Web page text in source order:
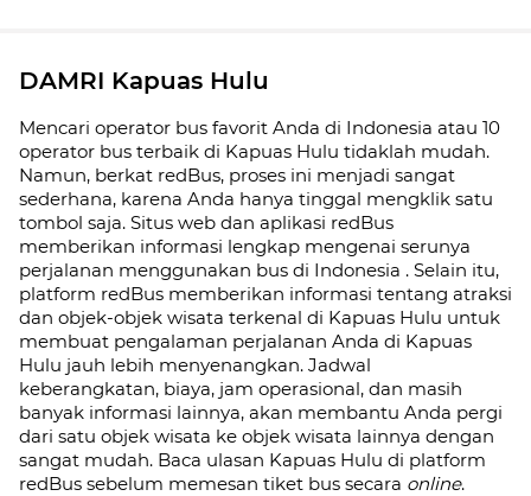
DAMRI Kapuas Hulu
Mencari operator bus favorit Anda di Indonesia atau 10
operator bus terbaik di Kapuas Hulu tidaklah mudah.
Namun, berkat redBus, proses ini menjadi sangat
sederhana, karena Anda hanya tinggal mengklik satu
tombol saja. Situs web dan aplikasi redBus
memberikan informasi lengkap mengenai serunya
perjalanan menggunakan bus di Indonesia . Selain itu,
platform redBus memberikan informasi tentang atraksi
dan objek-objek wisata terkenal di Kapuas Hulu untuk
membuat pengalaman perjalanan Anda di Kapuas
Hulu jauh lebih menyenangkan. Jadwal
keberangkatan, biaya, jam operasional, dan masih
banyak informasi lainnya, akan membantu Anda pergi
dari satu objek wisata ke objek wisata lainnya dengan
sangat mudah. Baca ulasan Kapuas Hulu di platform
redBus sebelum memesan tiket bus secara online.